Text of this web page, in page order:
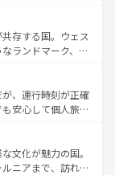
、プロヴァンスの
み方が可能だ。さ
おり、どの街角に
なる文化を体験で
情報はコンテンツ一覧
ることがない。ベ
ルプスの絶景、そ
景は必見。ビール
新着の
ほしい。
存する国。ウェス
ランドマーク、歴
雅なアフタヌーン
パブ、サッカー観
富。イギリスを旅
、運行時刻が正確
安心して個人旅行
ではのユニークな
町歩きも満喫する
価も高いが、旅行
文化が魅力の国。
ニアまで、訪れる